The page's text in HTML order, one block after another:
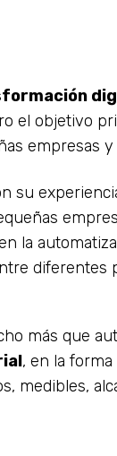
el objetivo
empresas
su
la
diferentes
más que
, en la
medibles,